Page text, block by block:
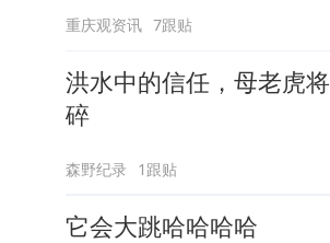
重庆观资讯 7跟贴
洪水中的信任，母老虎
碎
森野纪录 1跟贴
它会大跳哈哈哈哈